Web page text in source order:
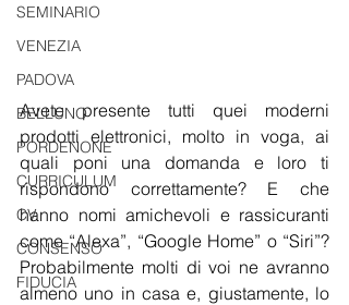
SEMINARIO
VENEZIA
PADOVA
BELLUNO
PORDENONE
CURRICULUM
CV
CONSENSO
FIDUCIA
Avete presente tutti quei moderni
prodotti elettronici, molto in voga, ai
quali poni una domanda e loro ti
rispondono correttamente? E che
hanno nomi amichevoli e rassicuranti
come “Alexa”, “Google Home” o “Siri”?
Probabilmente molti di voi ne avranno
almeno uno in casa e, giustamente, lo